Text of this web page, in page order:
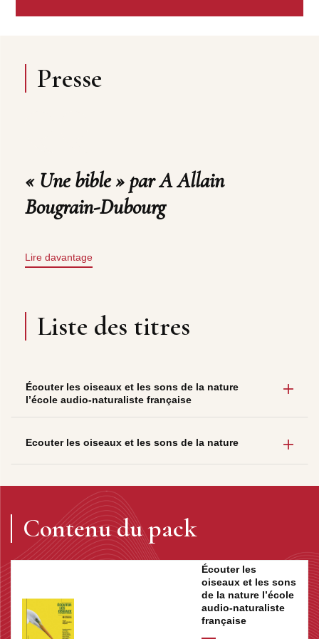
Presse
« Une bible » par A Allain
Bougrain-Dubourg
Lire davantage
Liste des titres
Écouter les oiseaux et les sons de la nature
l’école audio-naturaliste française
Ecouter les oiseaux et les sons de la nature
Contenu du pack
Écouter les
oiseaux et les sons
de la nature l’école
audio-naturaliste
française